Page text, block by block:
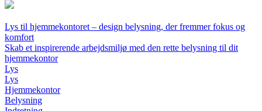
Lys til hjemmekontoret – design belysning, der fremmer fokus og
komfort
Skab et inspirerende arbejdsmiljø med den rette belysning til dit
hjemmekontor
Lys
Lys
Hjemmekontor
Belysning